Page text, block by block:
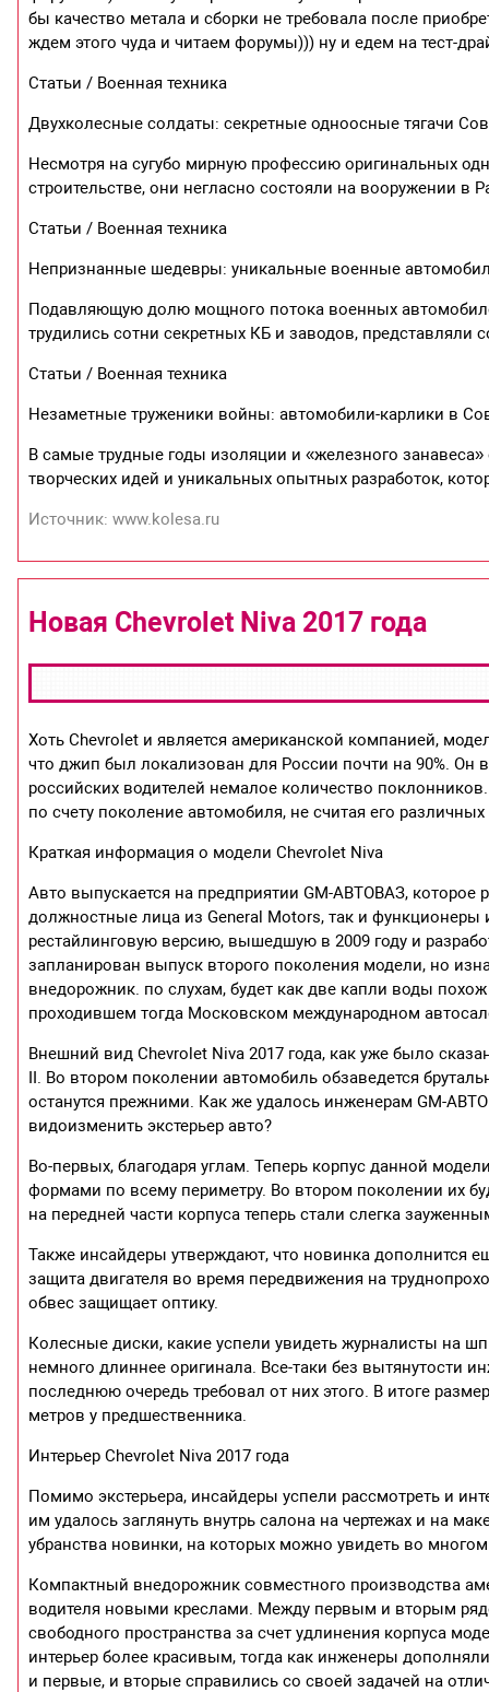
бы качество метала и сборки не требовала после
ждем этого чуда и читаем форумы))) ну и едем на тест-
Статьи / Военная техника
Двухколесные солдаты: секретные одноосные тягачи
Несмотря на сугубо мирную профессию оригинальных
строительстве, они негласно состояли на вооружении в
Статьи / Военная техника
Непризнанные шедевры: уникальные военные
Подавляющую долю мощного потока военных
трудились сотни секретных КБ и заводов,
Статьи / Военная техника
Незаметные труженики войны: автомобили-карлики в
В самые трудные годы изоляции и «железного
творческих идей и уникальных опытных разработок,
Источник: www.kolesa.ru
Новая Chevrolet Niva 2017 года
Хоть Chevrolet и является американской компанией,
что джип был локализован для России почти на 90%. Он
российских водителей немалое количество
по счету поколение автомобиля, не считая его
Краткая информация о модели Chevrolet Niva
Авто выпускается на предприятии GM-АВТОВАЗ, которое
должностные лица из General Motors, так и
рестайлинговую версию, вышедшую в 2009 году и
запланирован выпуск второго поколения модели, но
внедорожник. по слухам, будет как две капли воды
проходившем тогда Московском международном
Внешний вид Chevrolet Niva 2017 года, как уже было
II. Во втором поколении автомобиль обзаведется
останутся прежними. Как же удалось инженерам GM-
видоизменить экстерьер авто?
Во-первых, благодаря углам. Теперь корпус данной
формами по всему периметру. Во втором поколении их
на передней части корпуса теперь стали слегка
Также инсайдеры утверждают, что новинка дополнится
защита двигателя во время передвижения на
обвес защищает оптику.
Колесные диски, какие успели увидеть журналисты на
немного длиннее оригинала. Все-таки без вытянутости
последнюю очередь требовал от них этого. В итоге
метров у предшественника.
Интерьер Chevrolet Niva 2017 года
Помимо экстерьера, инсайдеры успели рассмотреть и
им удалось заглянуть внутрь салона на чертежах и на
убранства новинки, на которых можно увидеть во
Компактный внедорожник совместного производства
водителя новыми креслами. Между первым и вторым
свободного пространства за счет удлинения корпуса
интерьер более красивым, тогда как инженеры
и первые, и вторые справились со своей задачей на